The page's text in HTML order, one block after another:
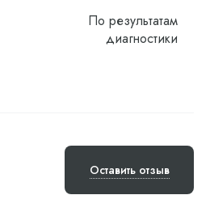
По результатам
диагностики
Оставить отзыв